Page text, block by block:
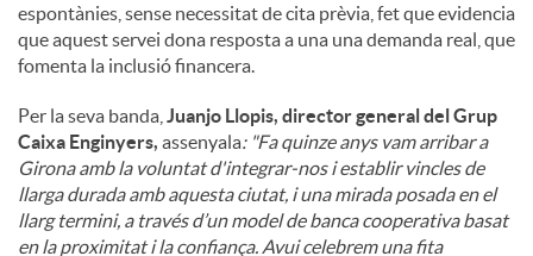
espontànies, sense necessitat de cita prèvia, fet que evidencia
que aquest servei dona resposta a una una demanda real, que
fomenta la inclusió financera.
Per la seva banda, Juanjo Llopis, director general del Grup
Caixa Enginyers, assenyala: "Fa quinze anys vam arribar a
Girona amb la voluntat d'integrar-nos i establir vincles de
llarga durada amb aquesta ciutat, i una mirada posada en el
llarg termini, a través d’un model de banca cooperativa basat
en la proximitat i la confiança. Avui celebrem una fita